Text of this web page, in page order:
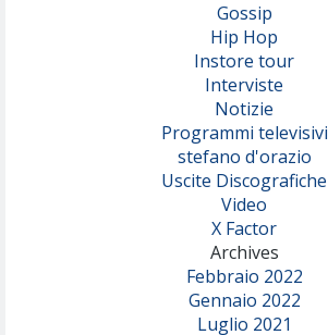
Gossip
Hip Hop
Instore tour
Interviste
Notizie
Programmi televisivi
stefano d'orazio
Uscite Discografiche
Video
X Factor
Archives
Febbraio 2022
Gennaio 2022
Luglio 2021